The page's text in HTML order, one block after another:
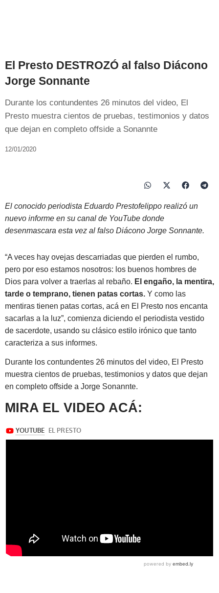
El Presto DESTROZÓ al falso Diácono
Jorge Sonnante
Durante los contundentes 26 minutos del video, El
Presto muestra cientos de pruebas, testimonios y datos
que dejan en completo offside a Sonannte
12/01/2020
El conocido periodista Eduardo Prestofelippo realizó un
nuevo informe en su canal de YouTube donde
desenmascara esta vez al falso Diácono Jorge Sonnante.
“A veces hay ovejas descarriadas que pierden el rumbo,
pero por eso estamos nosotros: los buenos hombres de
Dios para volver a traerlas al rebaño. El engaño, la mentira,
tarde o temprano, tienen patas cortas. Y como las
mentiras tienen patas cortas, acá en El Presto nos encanta
sacarlas a la luz”, comienza diciendo el periodista vestido
de sacerdote, usando su clásico estilo irónico que tanto
caracteriza a sus informes.
Durante los contundentes 26 minutos del video, El Presto
muestra cientos de pruebas, testimonios y datos que dejan
en completo offside a Jorge Sonannte.
MIRA EL VIDEO ACÁ: